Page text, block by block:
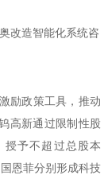
改造智能化系统咨
励政策工具，推动
高新通过限制性股
授予不超过总股本
恩菲分别形成科技